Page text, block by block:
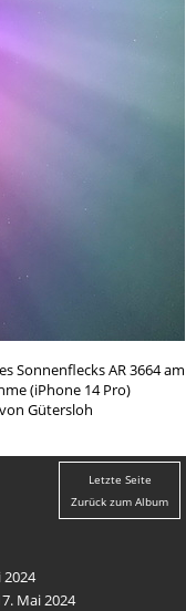
Sonnenflecks AR 3664 am
(iPhone 14 Pro)
Gütersloh
Letzte Seite
Zurück zum Album
2024
Mai 2024